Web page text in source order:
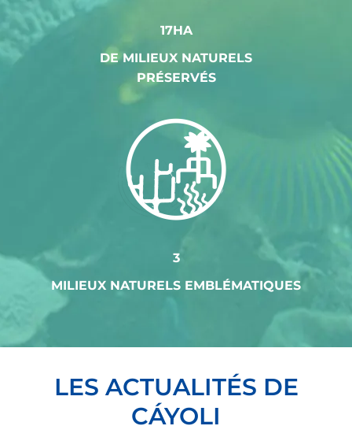
17HA
DE MILIEUX NATURELS
PRÉSERVÉS
3
MILIEUX NATURELS EMBLÉMATIQUES
LES ACTUALITÉS DE
CÁYOLI